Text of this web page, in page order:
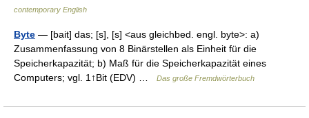
contemporary English
Byte — [bait] das; [s], [s] <aus gleichbed. engl. byte>: a)
Zusammenfassung von 8 Binärstellen als Einheit für die
Speicherkapazität; b) Maß für die Speicherkapazität eines
Computers; vgl. 1↑Bit (EDV) …
Das große Fremdwörterbuch